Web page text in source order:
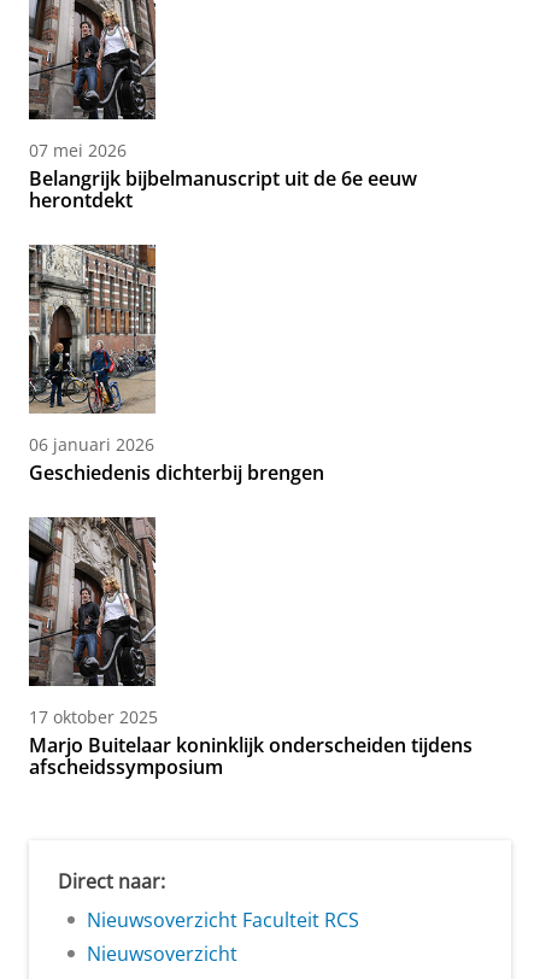
07 mei 2026
Belangrijk bijbelmanuscript uit de 6e eeuw
herontdekt
06 januari 2026
Geschiedenis dichterbij brengen
17 oktober 2025
Marjo Buitelaar koninklijk onderscheiden tijdens
afscheidssymposium
Direct naar:
Nieuwsoverzicht Faculteit RCS
Nieuwsoverzicht